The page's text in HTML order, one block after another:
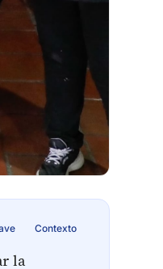
Contexto
la